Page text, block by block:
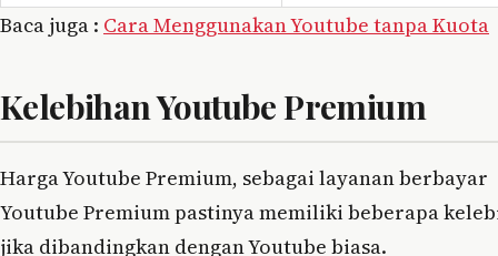
Baca juga : Cara Menggunakan Youtube tanpa Kuota
Kelebihan Youtube Premium
Harga Youtube Premium, sebagai layanan berbayar
Youtube Premium pastinya memiliki beberapa
jika dibandingkan dengan Youtube biasa.